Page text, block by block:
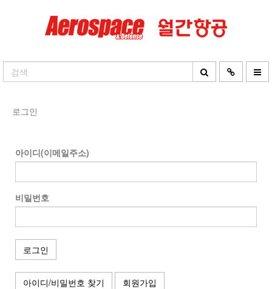
로그인
아이디(이메일주소)
비밀번호
로그인
아이디/비밀번호 찾기 회원가입